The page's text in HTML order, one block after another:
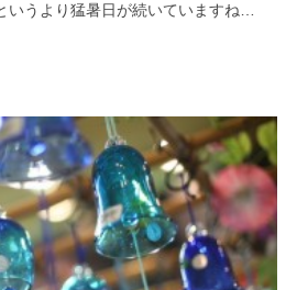
うより猛暑日が続いていますね…